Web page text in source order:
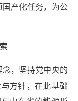
产化任务，为公
，坚持党中央的
方针，在此基础